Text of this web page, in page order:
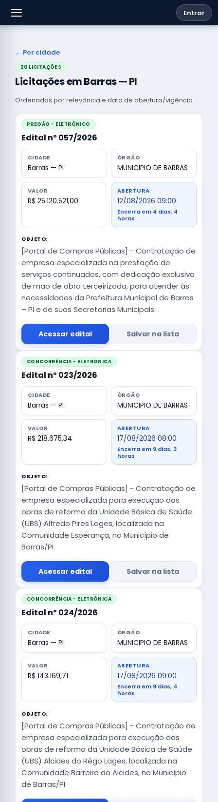
Entrar
← Por cidade
20 LICITAÇÕES
Licitações em Barras — PI
Ordenadas por relevância e data de abertura/vigência.
PREGÃO - ELETRÔNICO
Edital nº 057/2026
CIDADE
Barras — PI
ÓRGÃO
MUNICIPIO DE BARRAS
VALOR
R$ 25.120.521,00
ABERTURA
12/08/2026 09:00
Encerra em 4 dias, 4
horas
OBJETO:
[Portal de Compras Públicas] - Contratação de
empresa especializada na prestação de
serviços continuados, com dedicação exclusiva
de mão de obra terceirizada, para atender às
necessidades da Prefeitura Municipal de Barras
– PI e de suas Secretarias Municipais.
Acessar edital Salvar na lista
CONCORRÊNCIA - ELETRÔNICA
Edital nº 023/2026
CIDADE
Barras — PI
ÓRGÃO
MUNICIPIO DE BARRAS
VALOR
R$ 218.675,34
ABERTURA
17/08/2026 08:00
Encerra em 9 dias, 3
horas
OBJETO:
[Portal de Compras Públicas] - Contratação de
empresa especializada para execução das
obras de reforma da Unidade Básica de Saúde
(UBS) Alfredo Pires Lages, localizada na
Comunidade Esperança, no Município de
Barras/PI.
Acessar edital Salvar na lista
CONCORRÊNCIA - ELETRÔNICA
Edital nº 024/2026
CIDADE
Barras — PI
ÓRGÃO
MUNICIPIO DE BARRAS
VALOR
R$ 143.169,71
ABERTURA
17/08/2026 09:00
Encerra em 9 dias, 4
horas
OBJETO:
[Portal de Compras Públicas] - Contratação de
empresa especializada para execução das
obras de reforma da Unidade Básica de Saúde
(UBS) Alcides do Rêgo Lages, localizada na
Comunidade Barreiro do Alcides, no Município
de Barras/PI.